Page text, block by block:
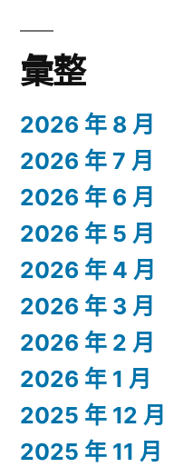
彙整
2026 年 8 月
2026 年 7 月
2026 年 6 月
2026 年 5 月
2026 年 4 月
2026 年 3 月
2026 年 2 月
2026 年 1 月
2025 年 12 月
2025 年 11 月